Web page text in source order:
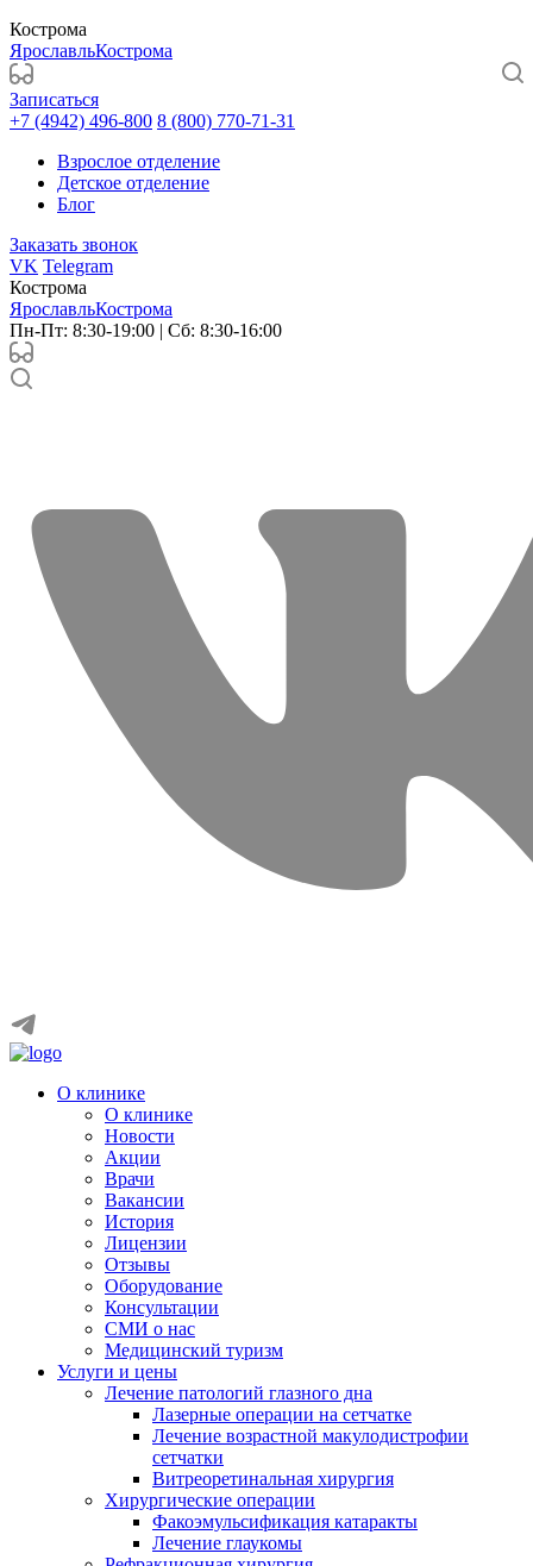
Кострома
ЯрославльКострома
Записаться
+7 (4942) 496-800 8 (800) 770-71-31
Взрослое отделение
Детское отделение
Блог
Заказать звонок
VK Telegram
Кострома
ЯрославльКострома
Пн-Пт: 8:30-19:00 | Сб: 8:30-16:00
О клинике
О клинике
Новости
Акции
Врачи
Вакансии
История
Лицензии
Отзывы
Оборудование
Консультации
СМИ о нас
Медицинский туризм
Услуги и цены
Лечение патологий глазного дна
Лазерные операции на сетчатке
Лечение возрастной макулодистрофии
сетчатки
Витреоретинальная хирургия
Хирургические операции
Факоэмульсификация катаракты
Лечение глаукомы